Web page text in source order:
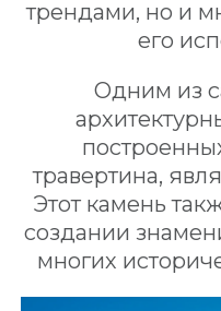
трендами, но и
его
Одним из
травертина,
Этот камень
создании
многих